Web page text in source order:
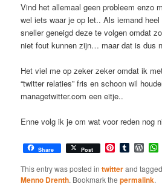
Vind het allemaal geen probleem enzo
wel iets waar je op let.. Als iemand
sneller geneigd deze te volgen omdat
niet fout kunnen zijn… maar dat is dus
Het viel me op zeker zeker omdat ik
“twitter relaties” fris en schoon wil
managetwitter.com een eitje..
Enne volg ik je om wat voor reden nog
Share Post Pinterest
Tumblr
This entry was posted intwitterand
Menno Drenth. Bookmark thepermalink.